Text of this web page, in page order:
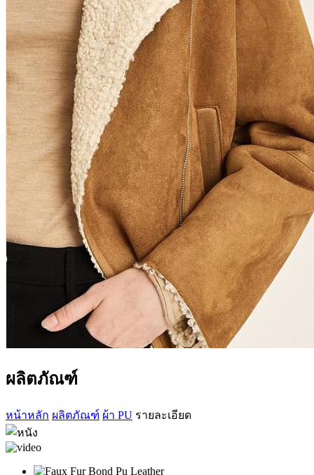
ผลิตภัณฑ์
หน้าหลัก ผลิตภัณฑ์ ผ้า PU รายละเอียด